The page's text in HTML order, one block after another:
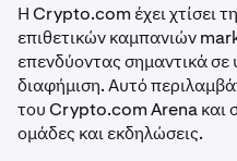
Η Crypto.com έχει χτίσει
επιθετικών καμπανιών
επενδύοντας σημαντικά σε
διαφήμιση. Αυτό
του Crypto.com Arena και
ομάδες και εκδηλώσεις.